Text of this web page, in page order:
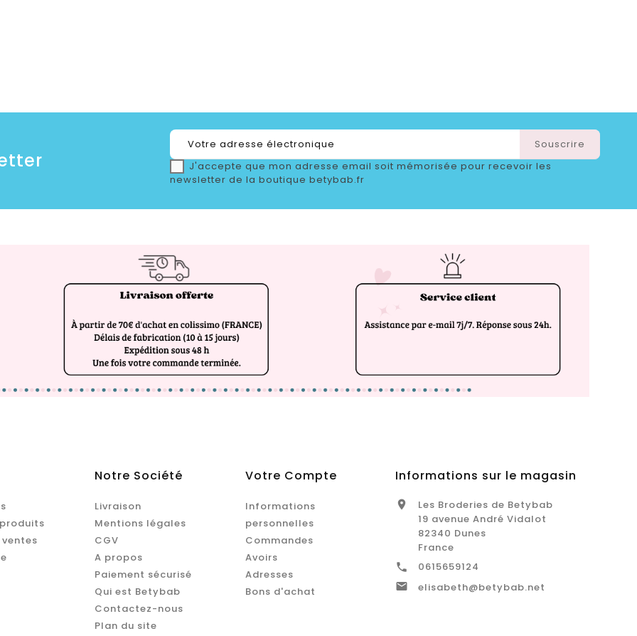
J'accepte que mon adresse email soit mémorisée pour recevoir les
newsletter de la boutique betybab.fr
Notre Société
Livraison
Mentions légales
CGV
A propos
Paiement sécurisé
Qui est Betybab
Contactez-nous
Plan du site
Votre Compte
Informations
personnelles
Commandes
Avoirs
Adresses
Bons d'achat
Informations sur le magasin

Les Broderies de Betybab
19 avenue André Vidalot
82340 Dunes
France
 0615659124
 elisabeth@betybab.net